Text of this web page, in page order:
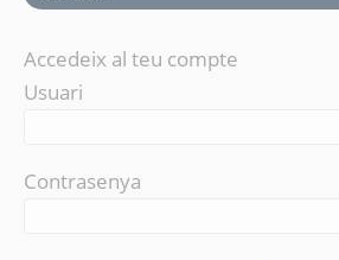
Accedeix al teu compte
Usuari
Contrasenya